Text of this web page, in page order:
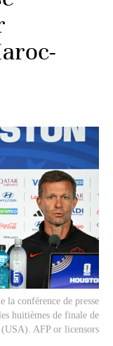
la conférence de presse
huitièmes de finale de
AFP or licensors